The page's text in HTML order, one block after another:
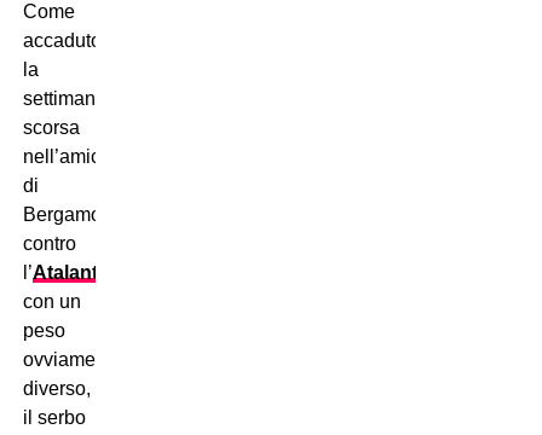
Come
accaduto
la
settimana
scorsa
nell’amichevole
di
Bergamo
contro
l’Atalanta
con un
peso
ovviamente
diverso,
il serbo